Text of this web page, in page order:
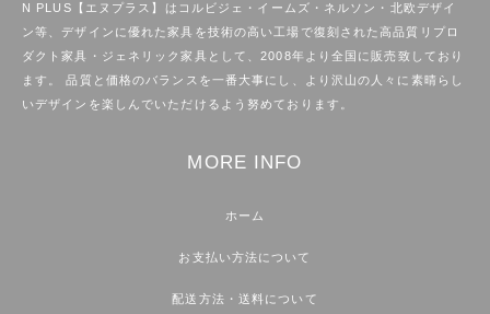
N PLUS【エヌプラス】はコルビジェ・イームズ・ネルソン・北欧デザイ
ン等、デザインに優れた家具を技術の高い工場で復刻された高品質リプロ
ダクト家具・ジェネリック家具として、2008年より全国に販売致しており
ます。 品質と価格のバランスを一番大事にし、より沢山の人々に素晴らし
いデザインを楽しんでいただけるよう努めております。
MORE INFO
ホーム
お支払い方法について
配送方法・送料について